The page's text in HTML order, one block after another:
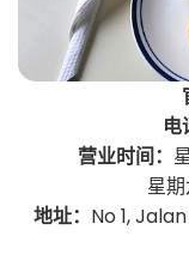
电
营业时间：
星
地址： No 1,